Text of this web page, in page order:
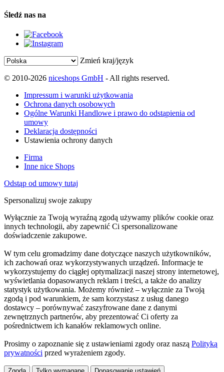
Śledź nas na
Zmień kraj/język
© 2010-2026 niceshops GmbH - All rights reserved.
Impressum i warunki użytkowania
Ochrona danych osobowych
Ogólne Warunki Handlowe i prawo do odstąpienia od
umowy
Deklaracja dostępności
Ustawienia ochrony danych
Firma
Inne nice Shops
Odstąp od umowy tutaj
Spersonalizuj swoje zakupy
Wyłącznie za Twoją wyraźną zgodą używamy plików cookie oraz
innych technologii, aby zapewnić Ci spersonalizowane
doświadczenie zakupowe.
W tym celu gromadzimy dane dotyczące naszych użytkowników,
ich zachowań oraz wykorzystywanych urządzeń. Informacje te
wykorzystujemy do ciągłej optymalizacji naszej strony internetowej,
wyświetlania dopasowanych reklam i treści, a także do analizy
statystyk użytkowania. Możemy również – wyłącznie za Twoją
zgodą i pod warunkiem, że sam korzystasz z usług danego
dostawcy – porównywać zaszyfrowane dane z danymi
zewnętrznych partnerów, aby prezentować Ci oferty za
pośrednictwem ich kanałów reklamowych online.
Prosimy o zapoznanie się z ustawieniami zgody oraz naszą Polityką
prywatności przed wyrażeniem zgody.